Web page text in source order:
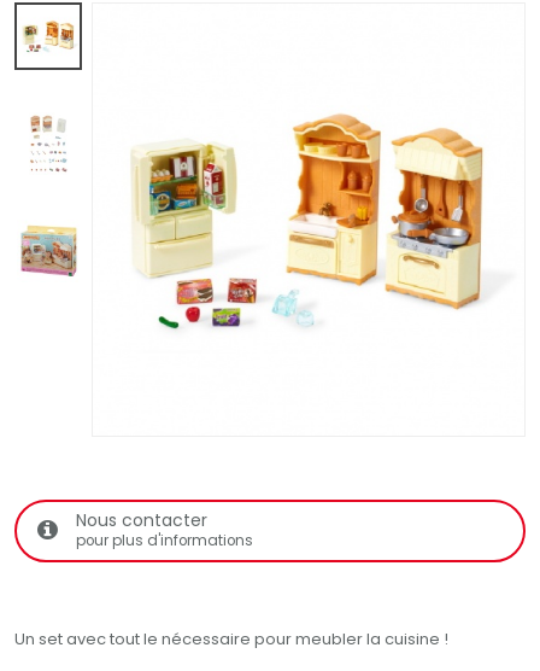
Nous contacter
pour plus d'informations
Un set avec tout le nécessaire pour meubler la cuisine !